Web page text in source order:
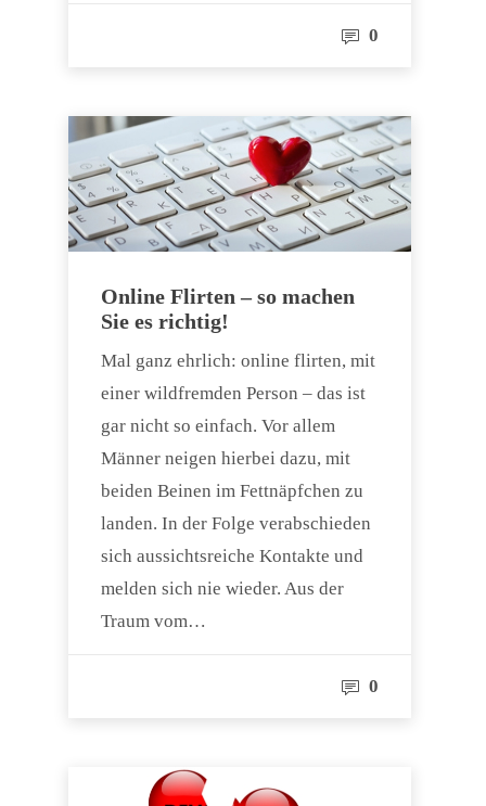
0
Online Flirten – so machen
Sie es richtig!
Mal ganz ehrlich: online flirten, mit
einer wildfremden Person – das ist
gar nicht so einfach. Vor allem
Männer neigen hierbei dazu, mit
beiden Beinen im Fettnäpfchen zu
landen. In der Folge verabschieden
sich aussichtsreiche Kontakte und
melden sich nie wieder. Aus der
Traum vom…
0